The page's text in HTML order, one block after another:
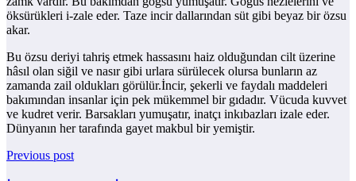
öksürükleri i-zale eder. Taze incir dallarından süt gibi beyaz bir özsu
akar.
Bu özsu deriyi tahriş etmek hassasını haiz olduğundan cilt üzerine
hâsıl olan siğil ve nasır gibi urlara sürülecek olursa bunların az
zamanda zail oldukları görülür.İncir, şekerli ve faydalı maddeleri
bakımından insanlar için pek mükemmel bir gıdadır. Vücuda kuvvet
ve kudret verir. Barsakları yumuşatır, inatçı inkıbazları izale eder.
Dünyanın her tarafında gayet makbul bir yemiştir.
Previous post